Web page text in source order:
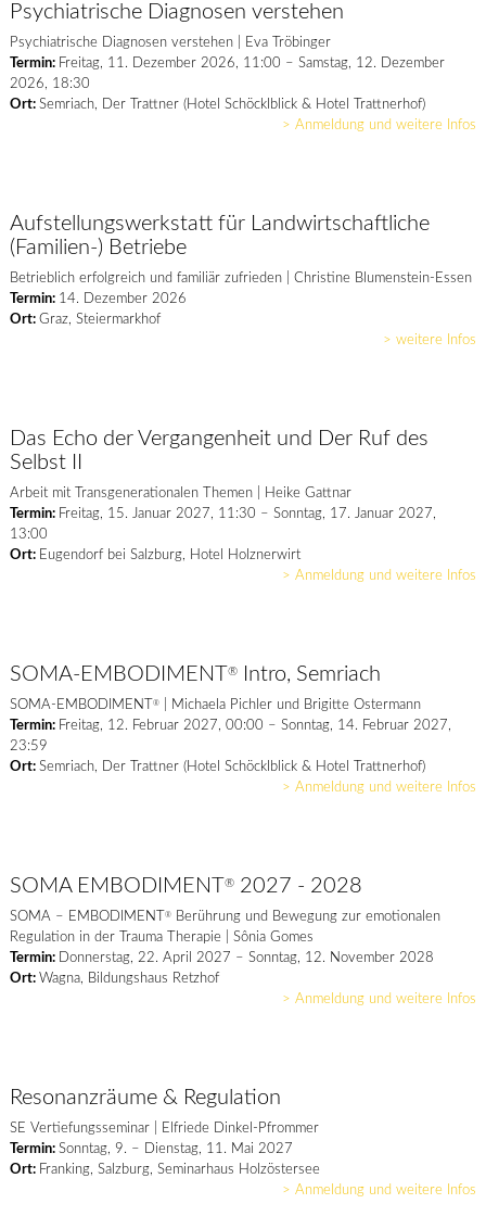
Psychiatrische Diagnosen verstehen
Psychiatrische Diagnosen verstehen | Eva Tröbinger
Termin: Freitag, 11. Dezember 2026, 11:00 – Samstag, 12. Dezember
2026, 18:30
Ort: Semriach, Der Trattner (Hotel Schöcklblick & Hotel Trattnerhof)
> Anmeldung und weitere Infos
Aufstellungswerkstatt für Landwirtschaftliche
(Familien-) Betriebe
Betrieblich erfolgreich und familiär zufrieden | Christine Blumenstein-Essen
Termin: 14. Dezember 2026
Ort: Graz, Steiermarkhof
> weitere Infos
Das Echo der Vergangenheit und Der Ruf des
Selbst II
Arbeit mit Transgenerationalen Themen | Heike Gattnar
Termin: Freitag, 15. Januar 2027, 11:30 – Sonntag, 17. Januar 2027,
13:00
Ort: Eugendorf bei Salzburg, Hotel Holznerwirt
> Anmeldung und weitere Infos
SOMA-EMBODIMENT ®Intro, Semriach
SOMA-EMBODIMENT ®| Michaela Pichler und Brigitte Ostermann
Termin: Freitag, 12. Februar 2027, 00:00 – Sonntag, 14. Februar 2027,
23:59
Ort: Semriach, Der Trattner (Hotel Schöcklblick & Hotel Trattnerhof)
> Anmeldung und weitere Infos
SOMA EMBODIMENT ®2027 - 2028
SOMA – EMBODIMENT ®Berührung und Bewegung zur emotionalen
Regulation in der Trauma Therapie | Sônia Gomes
Termin: Donnerstag, 22. April 2027 – Sonntag, 12. November 2028
Ort: Wagna, Bildungshaus Retzhof
> Anmeldung und weitere Infos
Resonanzräume & Regulation
SE Vertiefungsseminar | Elfriede Dinkel-Pfrommer
Termin: Sonntag, 9. – Dienstag, 11. Mai 2027
Ort: Franking, Salzburg, Seminarhaus Holzöstersee
> Anmeldung und weitere Infos